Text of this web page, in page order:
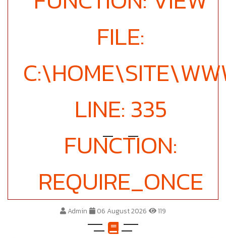
FILE:
LINE: 335
FUNCTION:
REQUIRE_ONCE
Admin 06 August 2026 119